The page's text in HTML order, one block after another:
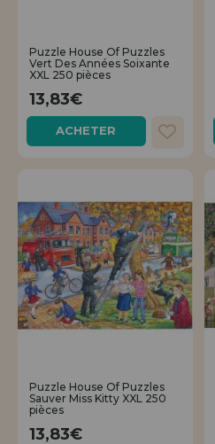
Puzzle House Of Puzzles
Vert Des Années Soixante
XXL 250 pièces
13,83€
ACHETER
Puzzle House Of Puzzles
Sauver Miss Kitty XXL 250
pièces
13,83€